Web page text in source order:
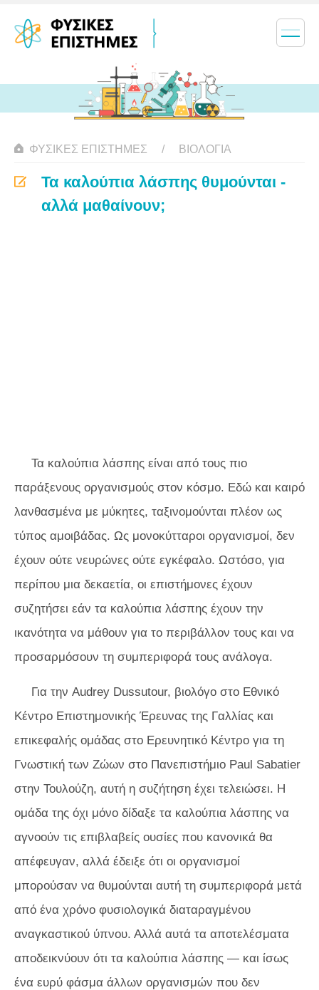
ΦΥΣΙΚΈΣ ΕΠΙΣΤΉΜΕΣ ΒΙΟΛΟΓΊΑ
Τα καλούπια λάσπης θυμούνται -
αλλά μαθαίνουν;
Τα καλούπια λάσπης είναι από τους πιο
παράξενους οργανισμούς στον κόσμο. Εδώ και καιρό
λανθασμένα με μύκητες, ταξινομούνται πλέον ως
τύπος αμοιβάδας. Ως μονοκύτταροι οργανισμοί, δεν
έχουν ούτε νευρώνες ούτε εγκέφαλο. Ωστόσο, για
περίπου μια δεκαετία, οι επιστήμονες έχουν
συζητήσει εάν τα καλούπια λάσπης έχουν την
ικανότητα να μάθουν για το περιβάλλον τους και να
προσαρμόσουν τη συμπεριφορά τους ανάλογα.
Για την Audrey Dussutour, βιολόγο στο Εθνικό
Κέντρο Επιστημονικής Έρευνας της Γαλλίας και
επικεφαλής ομάδας στο Ερευνητικό Κέντρο για τη
Γνωστική των Ζώων στο Πανεπιστήμιο Paul Sabatier
στην Τουλούζη, αυτή η συζήτηση έχει τελειώσει. Η
ομάδα της όχι μόνο δίδαξε τα καλούπια λάσπης να
αγνοούν τις επιβλαβείς ουσίες που κανονικά θα
απέφευγαν, αλλά έδειξε ότι οι οργανισμοί
μπορούσαν να θυμούνται αυτή τη συμπεριφορά μετά
από ένα χρόνο φυσιολογικά διαταραγμένου
αναγκαστικού ύπνου. Αλλά αυτά τα αποτελέσματα
αποδεικνύουν ότι τα καλούπια λάσπης — και ίσως
ένα ευρύ φάσμα άλλων οργανισμών που δεν